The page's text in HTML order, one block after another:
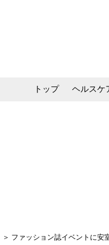
トップ ヘルスケ
＞ ファッション誌イベントに